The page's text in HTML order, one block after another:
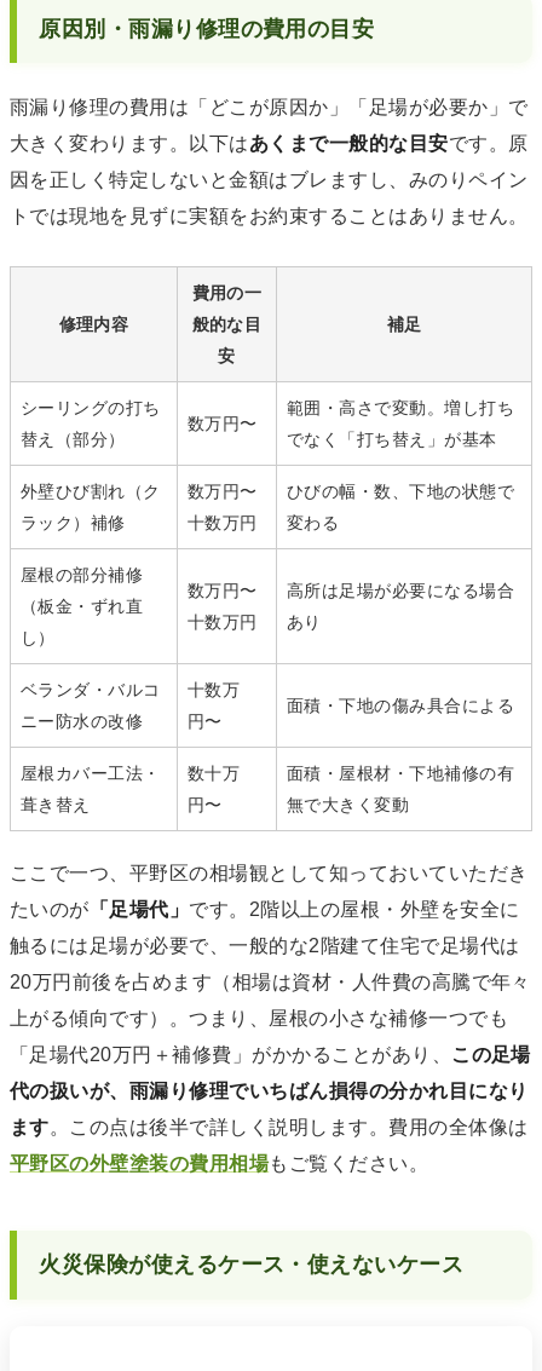
原因別・雨漏り修理の費用の目安
雨漏り修理の費用は「どこが原因か」「足場が必要か」で
大きく変わります。以下はあくまで一般的な目安です。原
因を正しく特定しないと金額はブレますし、みのりペイン
トでは現地を見ずに実額をお約束することはありません。
修理内容
費用の一
般的な目
安
補足
シーリングの打ち
替え（部分）
数万円〜
範囲・高さで変動。増し打ち
でなく「打ち替え」が基本
外壁ひび割れ（ク
ラック）補修
数万円〜
十数万円
ひびの幅・数、下地の状態で
変わる
屋根の部分補修
（板金・ずれ直
し）
数万円〜
十数万円
高所は足場が必要になる場合
あり
ベランダ・バルコ
ニー防水の改修
十数万
円〜
面積・下地の傷み具合による
屋根カバー工法・
葺き替え
数十万
円〜
面積・屋根材・下地補修の有
無で大きく変動
ここで一つ、平野区の相場観として知っておいていただき
たいのが 「足場代」 です。2階以上の屋根・外壁を安全に
触るには足場が必要で、一般的な2階建て住宅で足場代は
20万円前後を占めます（相場は資材・人件費の高騰で年々
上がる傾向です）。つまり、屋根の小さな補修一つでも
「足場代20万円＋補修費」がかかることがあり、
この足場
代の扱いが、雨漏り修理でいちばん損得の分かれ目になり
ます。この点は後半で詳しく説明します。費用の全体像は
平野区の外壁塗装の費用相場もご覧ください。
火災保険が使えるケース・使えないケース